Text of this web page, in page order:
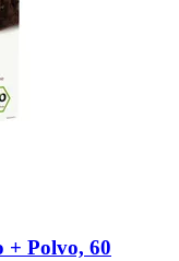
+ Polvo, 60